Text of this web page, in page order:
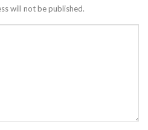
will not be published.